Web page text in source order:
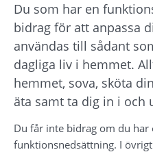
Du som har en
bidrag för att anpassa
användas till sådant
dagliga liv i hemmet.
hemmet, sova, sköta
äta samt ta dig in i och
Du får inte bidrag om du har
funktionsnedsättning. I